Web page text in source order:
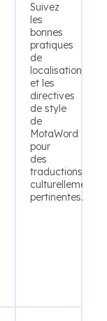
Suivez
les
bonnes
pratiques
de
localisation
et les
directives
de style
de
MotaWord
pour
des
traductions
culturellement
pertinentes.